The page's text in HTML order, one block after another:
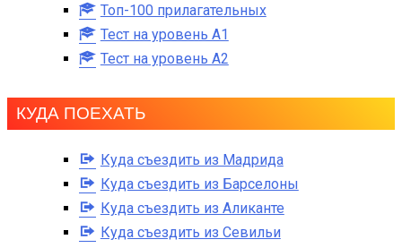
Топ-100 прилагательных
Тест на уровень A1
Тест на уровень A2
КУДА ПОЕХАТЬ
Куда съездить из Мадрида
Куда съездить из Барселоны
Куда съездить из Аликанте
Куда съездить из Севильи